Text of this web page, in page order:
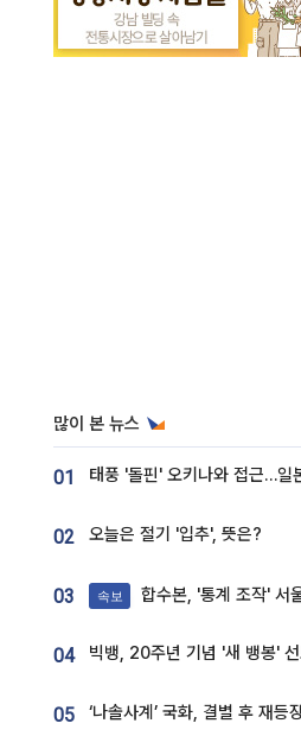
많이 본 뉴스
01
02 오늘은 절기 '입추', 뜻은?
03 속보 합수본, '통계 조작' 서울·경기·충북 선
04
05